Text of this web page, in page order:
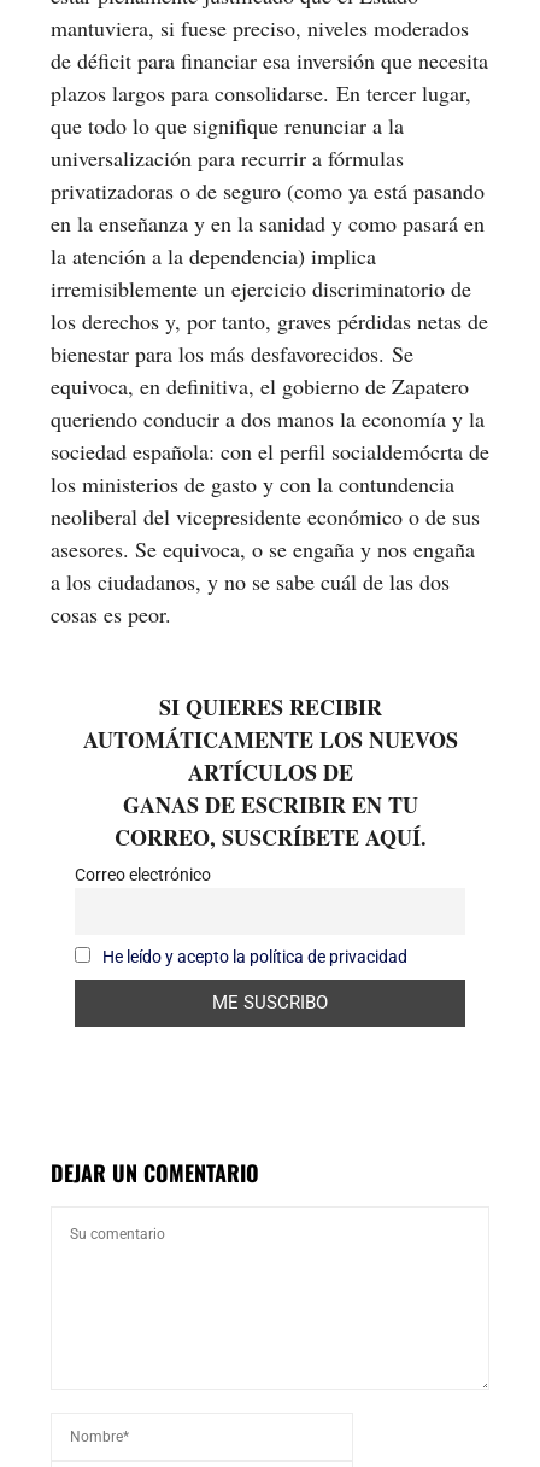
mantuviera, si fuese preciso, niveles moderados
de déficit para financiar esa inversión que necesita
plazos largos para consolidarse. En tercer lugar,
que todo lo que signifique renunciar a la
universalización para recurrir a fórmulas
privatizadoras o de seguro (como ya está pasando
en la enseñanza y en la sanidad y como pasará en
la atención a la dependencia) implica
irremisiblemente un ejercicio discriminatorio de
los derechos y, por tanto, graves pérdidas netas de
bienestar para los más desfavorecidos. Se
equivoca, en definitiva, el gobierno de Zapatero
queriendo conducir a dos manos la economía y la
sociedad española: con el perfil socialdemócrta de
los ministerios de gasto y con la contundencia
neoliberal del vicepresidente económico o de sus
asesores. Se equivoca, o se engaña y nos engaña
a los ciudadanos, y no se sabe cuál de las dos
cosas es peor.
SI QUIERES RECIBIR
AUTOMÁTICAMENTE LOS NUEVOS
ARTÍCULOS DE
GANAS DE ESCRIBIR EN TU
CORREO, SUSCRÍBETE AQUÍ.
Correo electrónico
He leído y acepto la política de privacidad
DEJAR UN COMENTARIO